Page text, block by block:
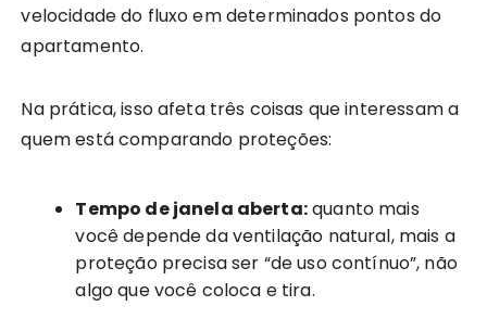
velocidade do fluxo em determinados pontos do
apartamento.
Na prática, isso afeta três coisas que interessam a
quem está comparando proteções:
Tempo de janela aberta:quanto mais
você depende da ventilação natural, mais a
proteção precisa ser “de uso contínuo”, não
algo que você coloca e tira.